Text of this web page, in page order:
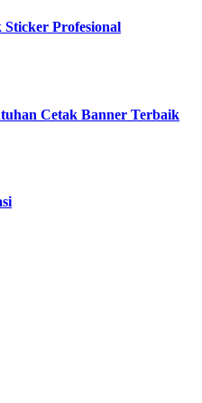
Sticker Profesional
Cetak Banner Terbaik